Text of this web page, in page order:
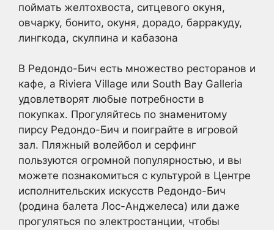
поймать желтохвоста, ситцевого окуня,
овчарку, бонито, окуня, дорадо, барракуду,
лингкода, скулпина и кабазона
В Редондо-Бич есть множество ресторанов и
кафе, а Riviera Village или South Bay Galleria
удовлетворят любые потребности в
покупках. Прогуляйтесь по знаменитому
пирсу Редондо-Бич и поиграйте в игровой
зал. Пляжный волейбол и серфинг
пользуются огромной популярностью, и вы
можете познакомиться с культурой в Центре
исполнительских искусств Редондо-Бич
(родина балета Лос-Анджелеса) или даже
прогуляться по электростанции, чтобы